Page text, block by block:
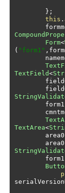
};
this .
Form<
( "form1" ,
TextField<
        form1
TextArea<
        area0
        area0
        form1